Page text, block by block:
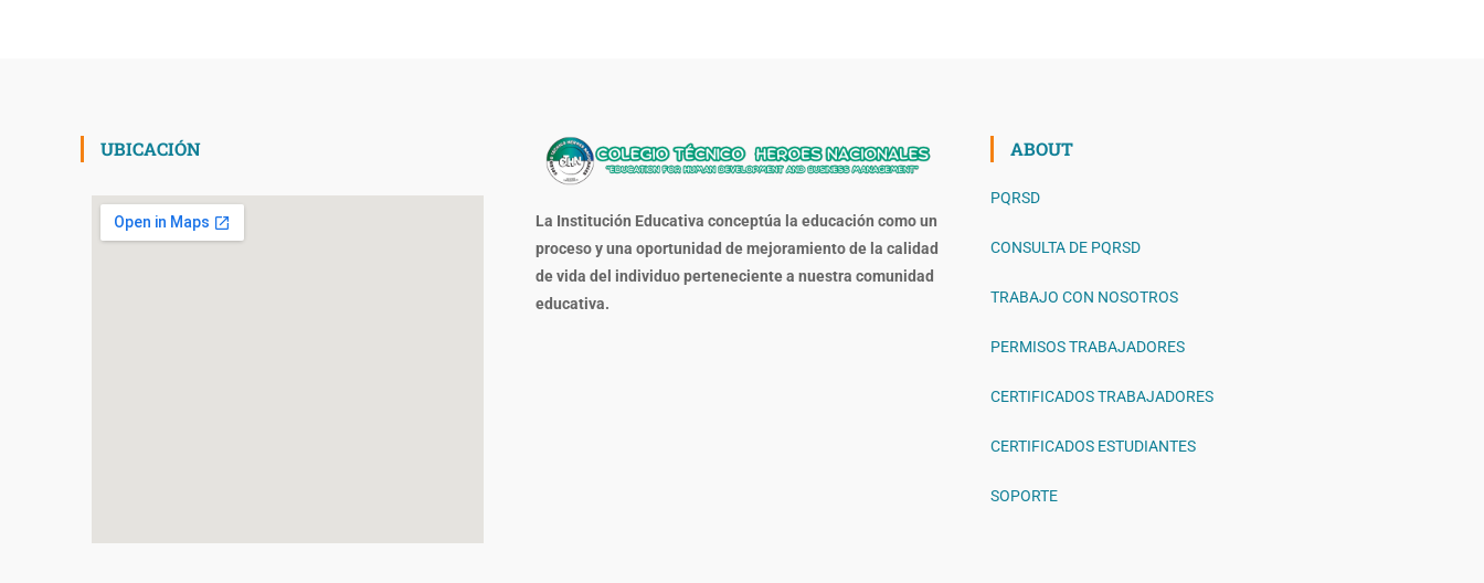
UBICACIÓN
La Institución Educativa conceptúa la educación como un
proceso y una oportunidad de mejoramiento de la calidad
de vida del individuo perteneciente a nuestra comunidad
educativa.
ABOUT
PQRSD
CONSULTA DE PQRSD
TRABAJO CON NOSOTROS
PERMISOS TRABAJADORES
CERTIFICADOS TRABAJADORES
CERTIFICADOS ESTUDIANTES
SOPORTE